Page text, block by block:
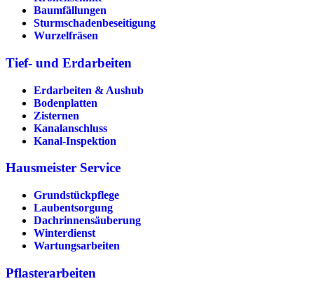
Baumfällungen
Sturmschadenbeseitigung
Wurzelfräsen
Tief- und Erdarbeiten
Erdarbeiten & Aushub
Bodenplatten
Zisternen
Kanalanschluss
Kanal-Inspektion
Hausmeister Service
Grundstückpflege
Laubentsorgung
Dachrinnen­säuberung
Winterdienst
Wartungsarbeiten
Pflasterarbeiten